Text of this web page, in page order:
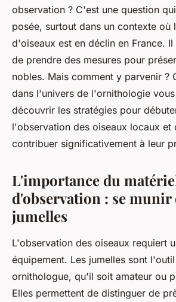
observation ? C'est une question
posée, surtout dans un contexte où
d'oiseaux est en déclin en France.
de prendre des mesures pour
nobles. Mais comment y parvenir ?
dans l'univers de l'ornithologie
découvrir les stratégies pour
l'observation des oiseaux locaux et
contribuer significativement à leur
L'importance du
d'observation : se munir
jumelles
L'observation des oiseaux requiert
équipement. Les jumelles sont
ornithologue, qu'il soit amateur ou
Elles permettent de distinguer de